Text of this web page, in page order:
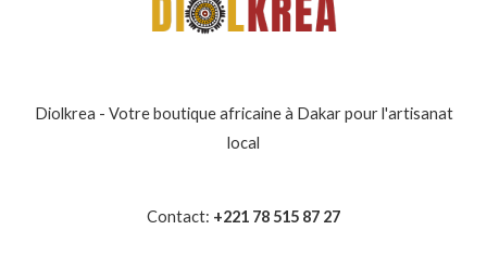
Diolkrea - Votre boutique africaine à Dakar pour l'artisanat
local
Contact: +221 78 515 87 27